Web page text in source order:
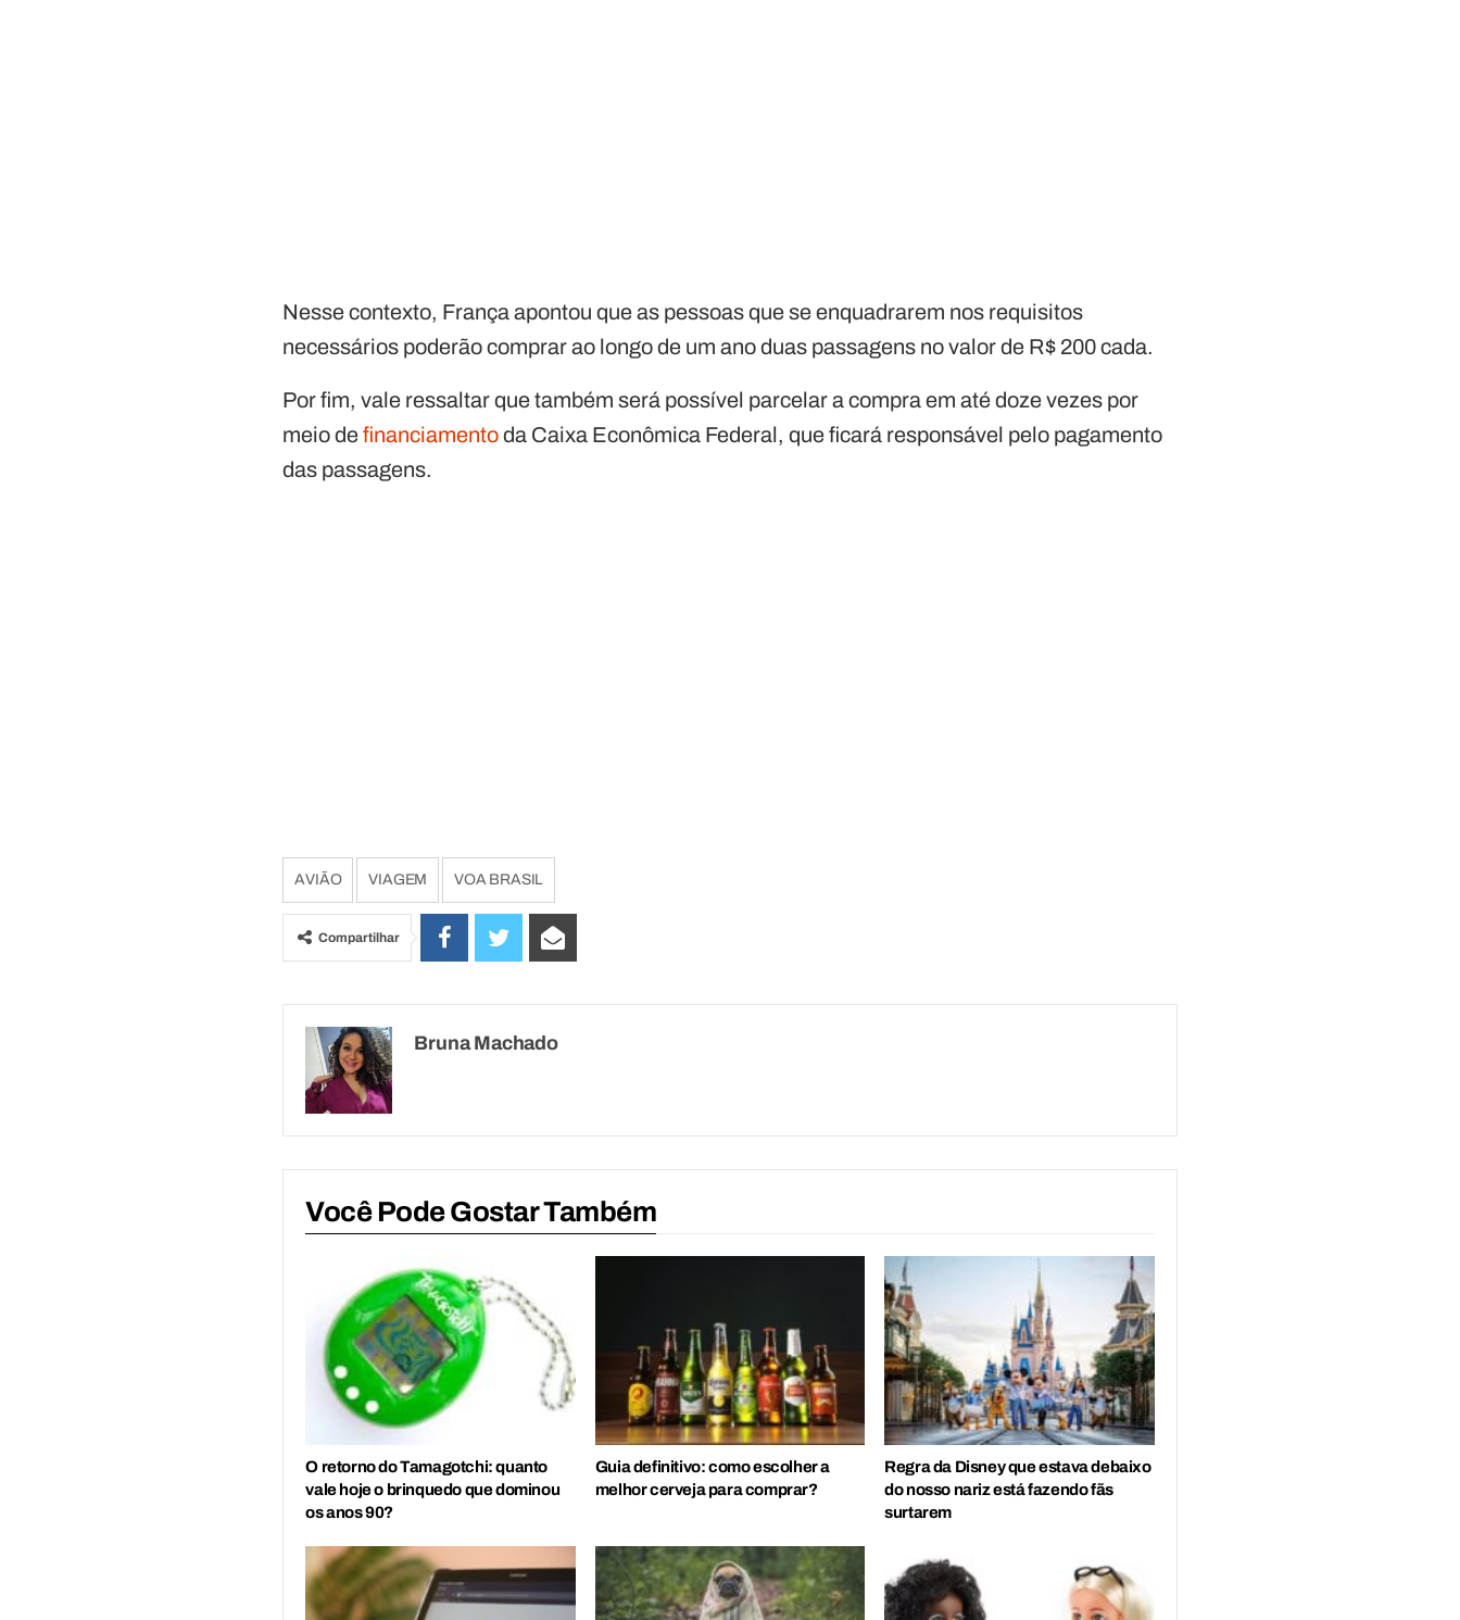
Nesse contexto, França apontou que as pessoas que se enquadrarem nos requisitos
necessários poderão comprar ao longo de um ano duas passagens no valor de R$ 200 cada.
Por fim, vale ressaltar que também será possível parcelar a compra em até doze vezes por
meio definanciamentoda Caixa Econômica Federal, que ficará responsável pelo pagamento
das passagens.
AVIÃO VIAGEM VOA BRASIL
Compartilhar
Bruna Machado
Você Pode Gostar Também
O retorno do Tamagotchi: quanto
vale hoje o brinquedo que dominou
os anos 90?
Guia definitivo: como escolher a
melhor cerveja para comprar?
Regra da Disney que estava debaixo
do nosso nariz está fazendo fãs
surtarem